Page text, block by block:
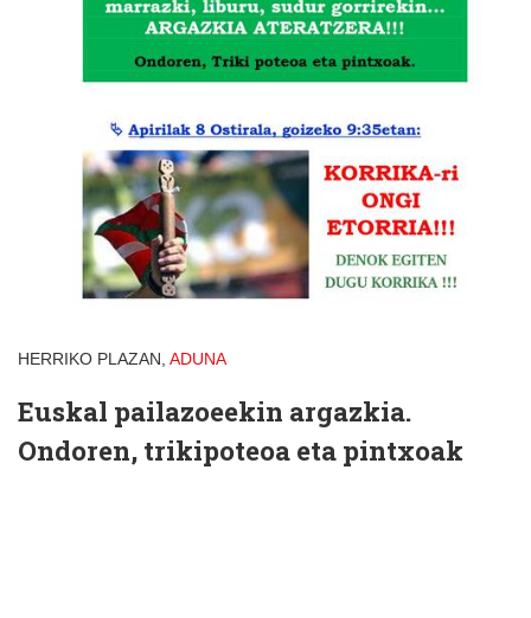
HERRIKO PLAZAN, ADUNA
Euskal pailazoeekin argazkia.
Ondoren, trikipoteoa eta pintxoak